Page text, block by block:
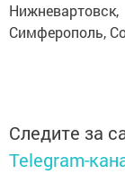
Симферополь,
Следите за
Telegram-